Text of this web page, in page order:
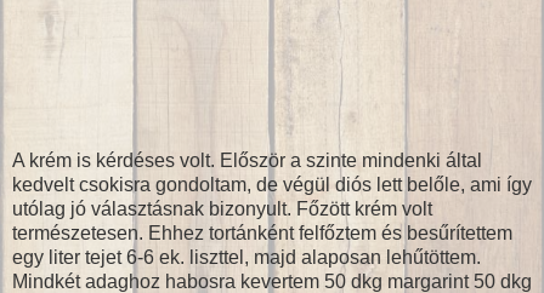
A krém is kérdéses volt. Először a szinte mindenki által
kedvelt csokisra gondoltam, de végül diós lett belőle, ami így
utólag jó választásnak bizonyult. Főzött krém volt
természetesen. Ehhez tortánként felfőztem és besűrítettem
egy liter tejet 6-6 ek. liszttel, majd alaposan lehűtöttem.
Mindkét adaghoz habosra kevertem 50 dkg margarint 50 dkg